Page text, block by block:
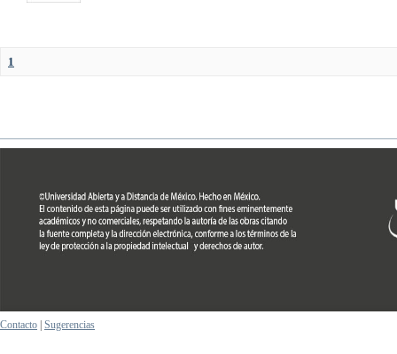
1
Contacto Sugerencias